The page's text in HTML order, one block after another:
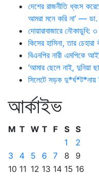
দেশের রাজনীতি ধ্বংস
আমরা মনে করি না’ —
দোয়ারাবাজারে নৌকাডুবি:
কিসের হাসিনা, তার চেহারা
বিএনপির নারী এমপিকে
‘আমার ছেলে নাই, দুনিয়া
সিলেটে সড়ক দু*র্ঘ*ট*নায়
আর্কাইভ
M T W T F S S
1
2
3
4 5 6 7 8
9
10 11 12 13 14 15 16